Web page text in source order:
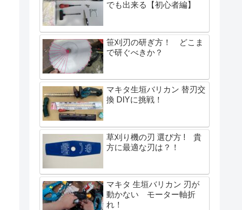
でも出来る【初心者編】
笹刈刃の研ぎ方！ どこま
で研ぐべきか？
マキタ生垣バリカン 替刃交
換 DIYに挑戦！
草刈り機の刃 選び方 ! 貴
方に最適な刃は？！
マキタ 生垣バリカン 刃が
動かない モーター軸折
れ！